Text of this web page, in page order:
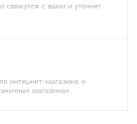
с вами и уточнят
интернет-магазина и
магазинах